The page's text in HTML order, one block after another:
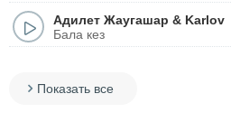
Адилет Жаугашар & Karlov
Бала кез
Показать все